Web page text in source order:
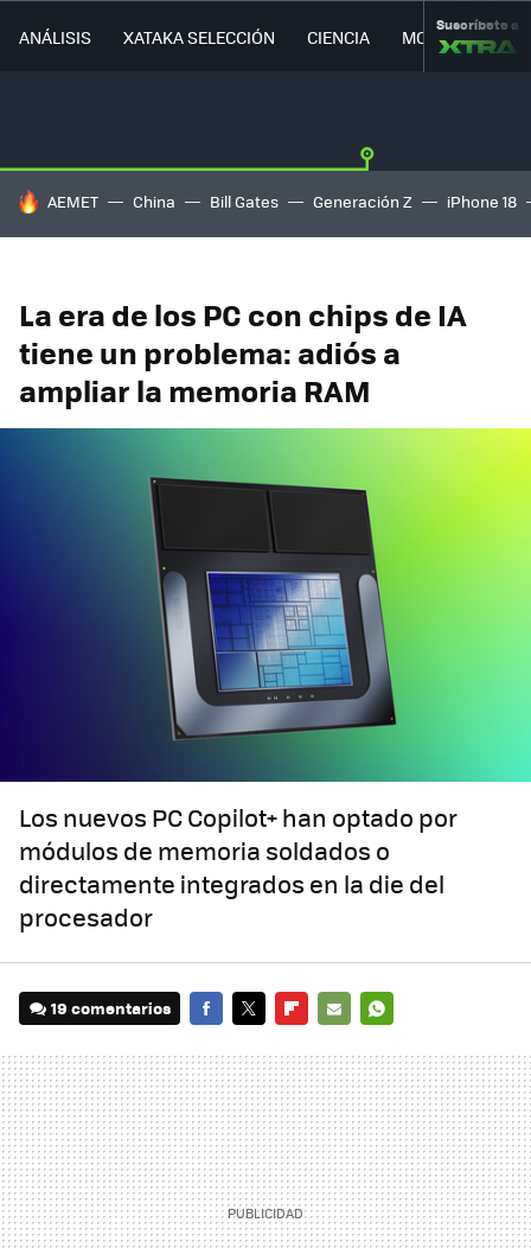
ANÁLISIS XATAKA SELECCIÓN CIENCIA MOVILIDAD
Suscríbete a
HOY SE HABLA DE
AEMET China Bill Gates Generación Z iPhone 18
La era de los PC con chips de IA
tiene un problema: adiós a
ampliar la memoria RAM
Los nuevos PC Copilot+ han optado por
módulos de memoria soldados o
directamente integrados en la die del
procesador
19 comentarios
MAIL